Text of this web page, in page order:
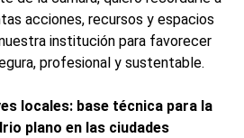
acciones, recursos y espacios
institución para favorecer
profesional y sustentable.
locales: base técnica para la
plano en las ciudades